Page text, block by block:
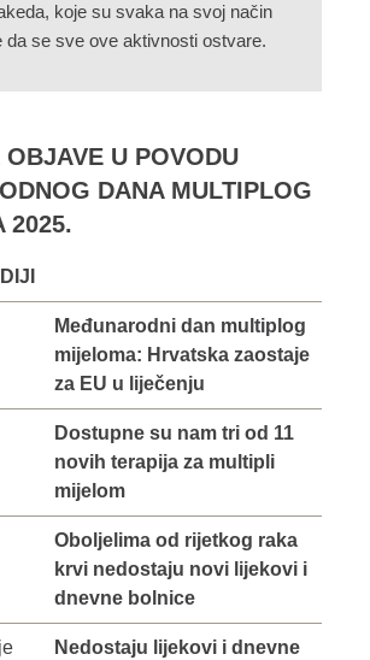
koje su svaka na svoj način
da se sve ove aktivnosti ostvare.
U POVODU
DANA MULTIPLOG
2025.
Međunarodni dan multiplog
mijeloma: Hrvatska zaostaje
za EU u liječenju
Dostupne su nam tri od 11
novih terapija za multipli
mijelom
Oboljelima od rijetkog raka
krvi nedostaju novi lijekovi i
dnevne bolnice
Nedostaju lijekovi i dnevne